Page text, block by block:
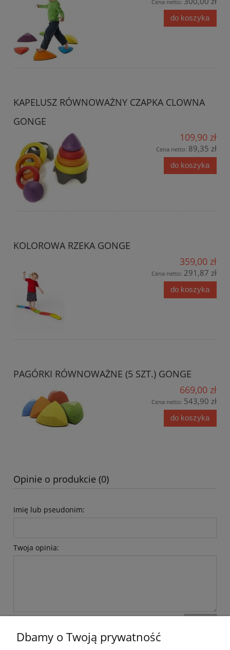
Cena netto:
do koszyka
KAPELUSZ RÓWNOWAŻNY CZAPKA CLOWNA
GONGE
109,90 zł
Cena netto: 89,35 zł
do koszyka
KOLOROWA RZEKA GONGE
359,00 zł
Cena netto: 291,87 zł
do koszyka
PAGÓRKI RÓWNOWAŻNE (5 SZT.) GONGE
669,00 zł
Cena netto: 543,90 zł
do koszyka
Opinie o produkcie (0)
Imię lub pseudonim:
Twoja opinia:
Dbamy o Twoją prywatność